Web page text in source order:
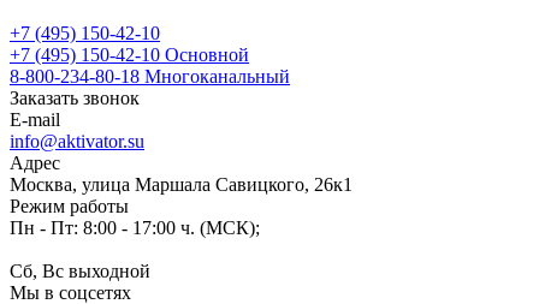
+7 (495) 150-42-10
+7 (495) 150-42-10 Основной
8-800-234-80-18 Многоканальный
Заказать звонок
E-mail
info@aktivator.su
Адрес
Москва, улица Маршала Савицкого, 26к1
Режим работы
Пн - Пт: 8:00 - 17:00 ч. (МСК);
Сб, Вс выходной
Мы в соцсетях